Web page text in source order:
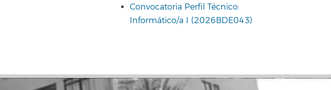
Convocatoria Perfil Técnico:
Informático/a I (2026BDE043)